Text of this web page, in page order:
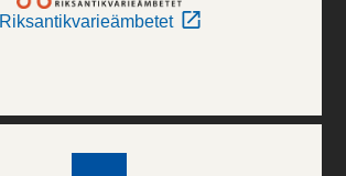
Riksantikvarieämbetet